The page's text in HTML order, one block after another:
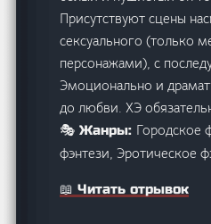
Присутствуют сцены
сексуального (только
персонажами), с
Эмоционально и
до любви. ХЭ
🎭 Жанры: Городское
фэнтези, Эротическое
📖 Читать отрывок